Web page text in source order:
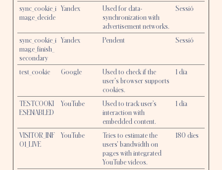
sync_cookie_i
mage_decide
Yandex
Used for data-
synchronization with
advertisement networks.
Sessió
sync_cookie_i
mage_finish_
secondary
Yandex Pendent Sessió
test_cookie Google
Used to check if the
user's browser supports
cookies.
1 dia
TESTCOOKI
ESENABLED
YouTube
Used to track user’s
interaction with
embedded content.
1 dia
VISITOR_INF
O1_LIVE
YouTube
Tries to estimate the
users' bandwidth on
pages with integrated
YouTube videos.
180 dies